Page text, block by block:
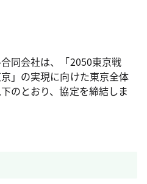
同会社は、「2050東京戦
」の実現に向けた東京全体
のとおり、協定を締結しま